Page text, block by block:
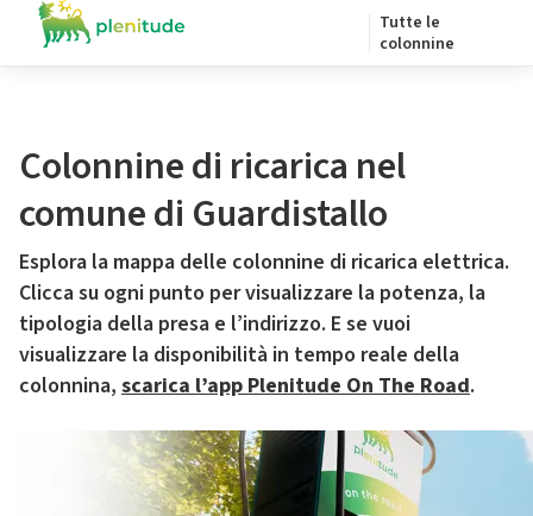
Tutte le
colonnine
Colonnine di ricarica nel
comune di Guardistallo
Esplora la mappa delle colonnine di ricarica elettrica.
Clicca su ogni punto per visualizzare la potenza, la
tipologia della presa e l’indirizzo. E se vuoi
visualizzare la disponibilità in tempo reale della
colonnina, scarica l’app Plenitude On The Road.